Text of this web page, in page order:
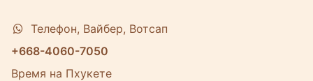
Телефон, Вайбер, Вотсап
+668-4060-7050
Время на Пхукете